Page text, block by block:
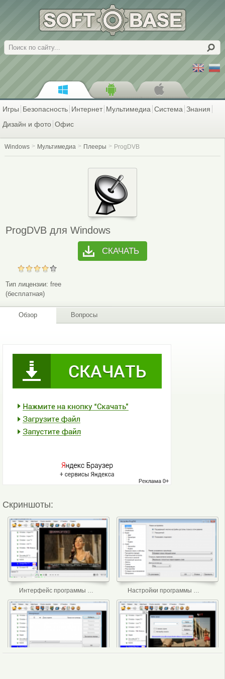
Поиск
Игры Безопасность Интернет Мультимедиа Система Знания
Дизайн и фото Офис
Windows Мультимедиа Плееры ProgDVB
ProgDVB для Windows
СКАЧАТЬ
Тип лицензии: free
(бесплатная)
Обзор Вопросы
Скриншоты:
Интерфейс программы ProgDVB Настройки программы ProgDVB